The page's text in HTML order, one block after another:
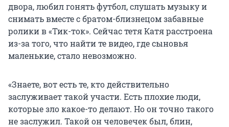
двора, любил гонять футбол, слушать музыку и
снимать вместе с братом-близнецом забавные
ролики в «Тик-ток». Сейчас тетя Катя расстроена
из-за того, что найти те видео, где сыновья
маленькие, стало невозможно.
«Знаете, вот есть те, кто действительно
заслуживает такой участи. Есть плохие люди,
которые зло какое-то делают. Но он точно такого
не заслужил. Такой он человечек был, блин,